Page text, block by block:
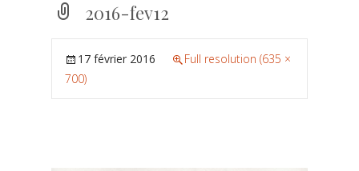
2016-fev12
17 février 2016
Full resolution (635 ×
700)